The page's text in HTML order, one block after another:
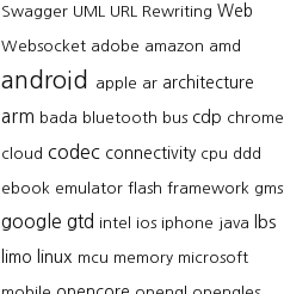
Swagger UML URL Rewriting Web
Websocket adobe amazon amd
android apple ar architecture
arm bada bluetooth bus cdp chrome
cloud codec connectivity cpu ddd
ebook emulator flash framework gms
google gtd intel ios iphone java lbs
limo linux mcu memory microsoft